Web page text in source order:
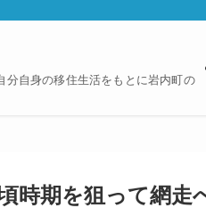
分自身の移住生活をもとに岩内町の
時期を狙って網走